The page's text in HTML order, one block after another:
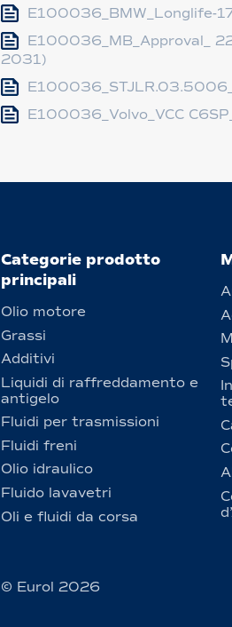
E100036_BMW_Longlife-
E100036_MB_Approval_
2031)
E100036_Volvo_VCC
Categorie prodotto
principali
Olio motore
Grassi
Additivi
Liquidi di raffreddamento e
antigelo
Fluidi per trasmissioni
Fluidi freni
Olio idraulico
Fluido lavavetri
Oli e fluidi da corsa
© Eurol 2026